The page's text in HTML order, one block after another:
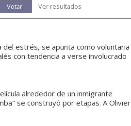
Votar Ver resultados
estrés, se apunta como voluntaria
con tendencia a verse involucrado
alrededor de un inmigrante
se construyó por etapas. A Olivier